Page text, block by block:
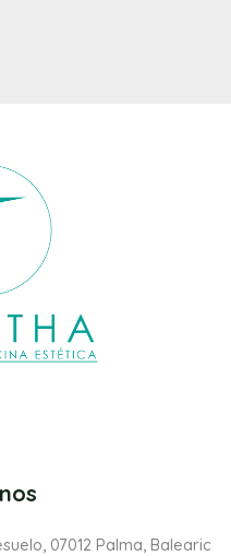
07012 Palma, Balearic